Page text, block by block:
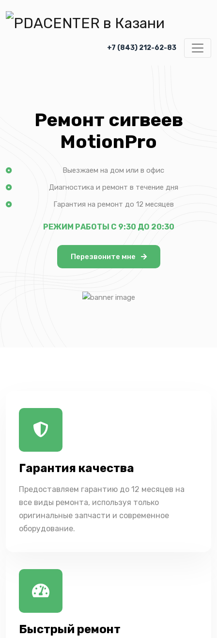
+7 (843) 212-62-83
Ремонт сигвеев
MotionPro
Выезжаем на дом или в офис
Диагностика и ремонт в течение дня
Гарантия на ремонт до 12 месяцев
РЕЖИМ РАБОТЫ С 9:30 ДО 20:30
Перезвоните мне
Гарантия качества
Предоставляем гарантию до 12 месяцев на
все виды ремонта, используя только
оригинальные запчасти и современное
оборудование.
Быстрый ремонт